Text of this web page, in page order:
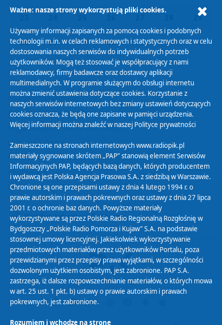
29
30 31 01 02 03 04 05
Polityka Prywatności
Zasady korzystania z Serwisu
Organizacje Pożytku Publicznego
Cyfryzacja DAB+
Polityka ochrony danych osobowych
Abonament
Zamówienia publiczne
Biuletyn Informacji Publicznej
Ważne: nasze strony wykorzystują pliki cookies.
Używamy informacji zapisanych za pomocą cookies i podobnych
technologii m.in. w celach reklamowych i statystycznych oraz w celu
dostosowania naszych serwisów do indywidualnych potrzeb
użytkowników. Mogą też stosować je współpracujący z nami
reklamodawcy, firmy badawcze oraz dostawcy aplikacji
multimedialnych. W programie służącym do obsługi internetu
można zmienić ustawienia dotyczące cookies. Korzystanie z
naszych serwisów internetowych bez zmiany ustawień dotyczących
cookies oznacza, że będą one zapisane w pamięci urządzenia.
Więcej informacji można znaleźć w naszej Polityce prywatności
Zamieszczone na stronach internetowych www.radiopik.pl
materiały sygnowane skrótem „PAP” stanowią element Serwisów
Informacyjnych PAP, będących bazą danych, których producentem
i wydawcą jest Polska Agencja Prasowa S.A. z siedzibą w Warszawie.
Chronione są one przepisami ustawy z dnia 4 lutego 1994 r. o
prawie autorskim i prawach pokrewnych oraz ustawy z dnia 27 lipca
2001 r. o ochronie baz danych. Powyższe materiały
wykorzystywane są przez Polskie Radio Regionalną Rozgłośnię w
Bydgoszczy „Polskie Radio Pomorza i Kujaw” S.A. na podstawie
stosownej umowy licencyjnej. Jakiekolwiek wykorzystywanie
przedmiotowych materiałów przez użytkowników Portalu, poza
przewidzianymi przez przepisy prawa wyjątkami, w szczególności
dozwolonym użytkiem osobistym, jest zabronione. PAP S.A.
zastrzega, iż dalsze rozpowszechnianie materiałów, o których mowa
w art. 25 ust. 1 pkt. b) ustawy o prawie autorskim i prawach
pokrewnych, jest zabronione.
Rozumiem i wchodzę na stronę